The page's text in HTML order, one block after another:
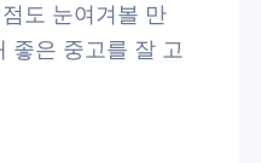
도 눈여겨볼 만
좋은 중고를 잘 고